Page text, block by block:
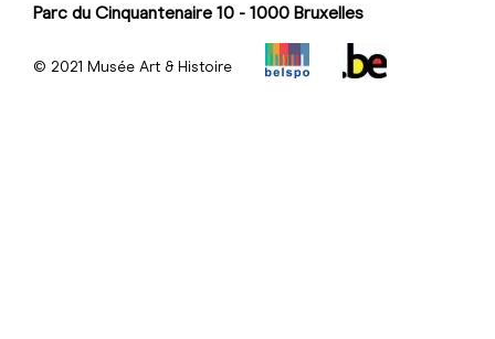
Parc du Cinquantenaire 10 - 1000 Bruxelles
© 2021 Musée Art & Histoire